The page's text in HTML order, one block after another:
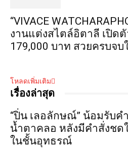
“VIVACE
งานแต่งสไตล์อิตาลี เปิด
179,000 บาท สวยครบจบ
โหลดเพิ่มเติม
เรื่องล่าสุด
“ปิ่น เลอลักษณ์” น้อมรับ
น้ำตาคลอ หลังมีคำสั่งชด
ในชั้นอุทธรณ์